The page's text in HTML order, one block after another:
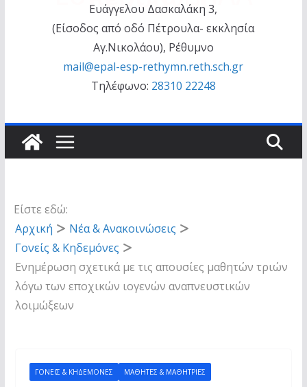
Ευάγγελου Δασκαλάκη 3,
(Είσοδος από οδό Πέτρουλα- εκκλησία
Αγ.Νικολάου), Ρέθυμνο
mail@epal-esp-rethymn.reth.sch.gr
Τηλέφωνο: 28310 22248
Είστε εδώ:
Αρχική
Νέα & Aνακοινώσεις
Γονείς & Κηδεμόνες
Ενημέρωση σχετικά με τις απουσίες μαθητών τριών
λόγω των εποχικών ιογενών αναπνευστικών
λοιμώξεων
ΓΟΝΕΊΣ & ΚΗΔΕΜΌΝΕΣ ΜΑΘΗΤΈΣ & ΜΑΘΉΤΡΙΕΣ